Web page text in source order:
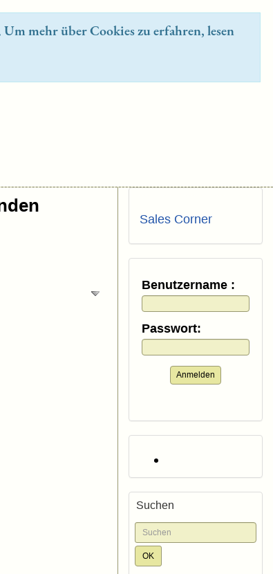
mehr über Cookies zu erfahren, lesen
Sales Corner
Benutzername :
Passwort:
Anmelden
Suchen